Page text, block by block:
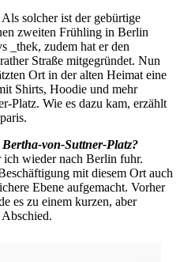
solcher ist der gebürtige
zweiten Frühling in Berlin
_thek, zudem hat er den
Straße mitgegründet. Nun
Ort in der alten Heimat eine
Shirts, Hoodie und mehr
Platz. Wie es dazu kam, erzählt
von-Suttner-Platz?
ich wieder nach Berlin fuhr.
mit diesem Ort auch
Ebene aufgemacht. Vorher
es zu einem kurzen, aber